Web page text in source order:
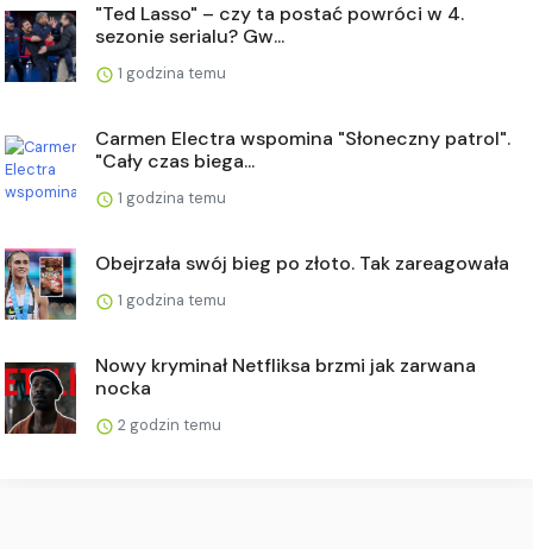
"Ted Lasso" – czy ta postać powróci w 4.
sezonie serialu? Gw...
1 godzina temu
Carmen Electra wspomina "Słoneczny patrol".
"Cały czas biega...
1 godzina temu
Obejrzała swój bieg po złoto. Tak zareagowała
1 godzina temu
Nowy kryminał Netfliksa brzmi jak zarwana
nocka
2 godzin temu